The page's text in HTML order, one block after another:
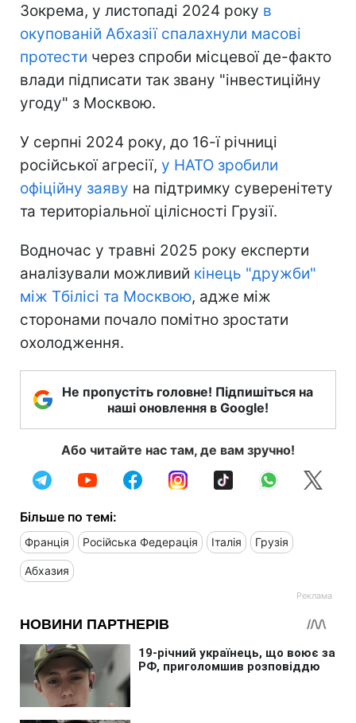
Зокрема, у листопаді 2024 року в
окупованій Абхазії спалахнули масові
протести через спроби місцевої де-факто
влади підписати так звану "інвестиційну
угоду" з Москвою.
У серпні 2024 року, до 16-ї річниці
російської агресії, у НАТО зробили
офіційну заяву на підтримку суверенітету
та територіальної цілісності Грузії.
Водночас у травні 2025 року експерти
аналізували можливий кінець "дружби"
між Тбілісі та Москвою, адже між
сторонами почало помітно зростати
охолодження.
Не пропустіть головне! Підпишіться на
наші оновлення в Google!
Або читайте нас там, де вам зручно!
Більше по темі:
Франція Російська Федерація Італія Грузія
Абхазия